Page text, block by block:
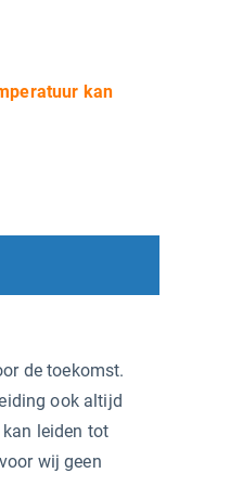
kan
de toekomst.
ook altijd
leiden tot
wij geen